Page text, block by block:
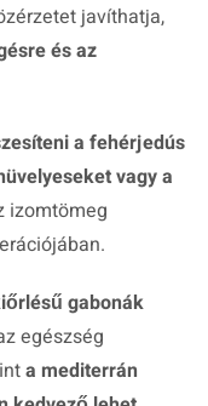
javíthatja,
és az
a fehérjedús
vagy a
izomtömeg
gabonák
egészség
a mediterrán